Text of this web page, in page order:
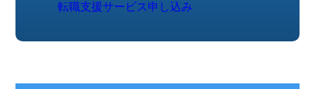
転職支援サービス申し込み